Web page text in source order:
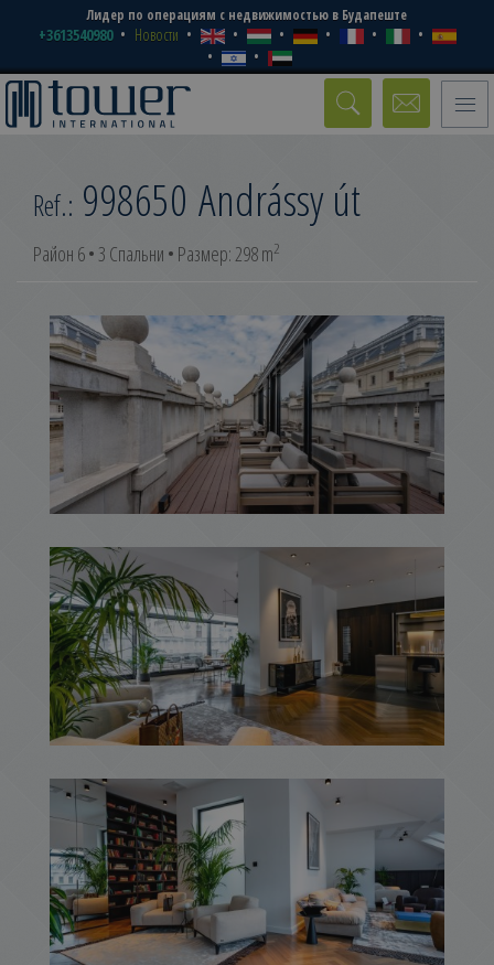
Лидер по операциям с недвижимостью в Будапеште
+3613540980 Новости
Toggle
Andrássy út
Ref.: 998650
Район 6 • 3 Спальни • Размер: 298 m2